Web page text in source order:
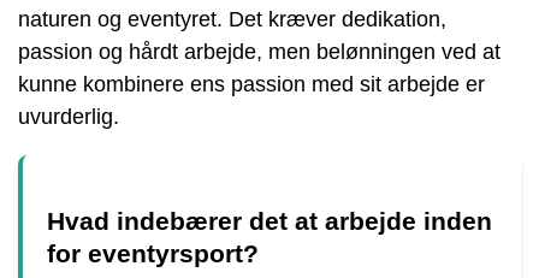
naturen og eventyret. Det kræver dedikation,
passion og hårdt arbejde, men belønningen ved at
kunne kombinere ens passion med sit arbejde er
uvurderlig.
Hvad indebærer det at arbejde inden
for eventyrsport?